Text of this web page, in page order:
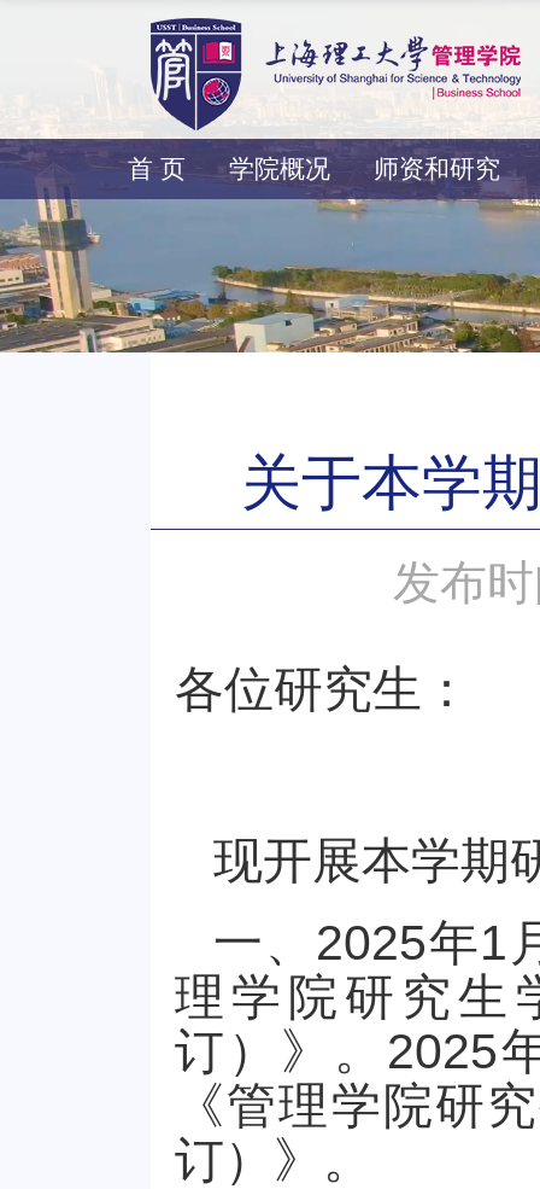
首 页 学院概况 师资和研究
关于本学
发布
各位研究生：
现开展本学期
一、 2025年1
理学院研究生
订）》 。 2025
《管理学院研
订）》 。